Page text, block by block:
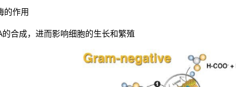
的作用
合成，进而影响细胞的生长和繁殖